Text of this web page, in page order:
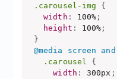
.carousel-img
{
width : 100% ;
height : 100% ;
}
@media
screen and
.carousel
{
width : 300px ;